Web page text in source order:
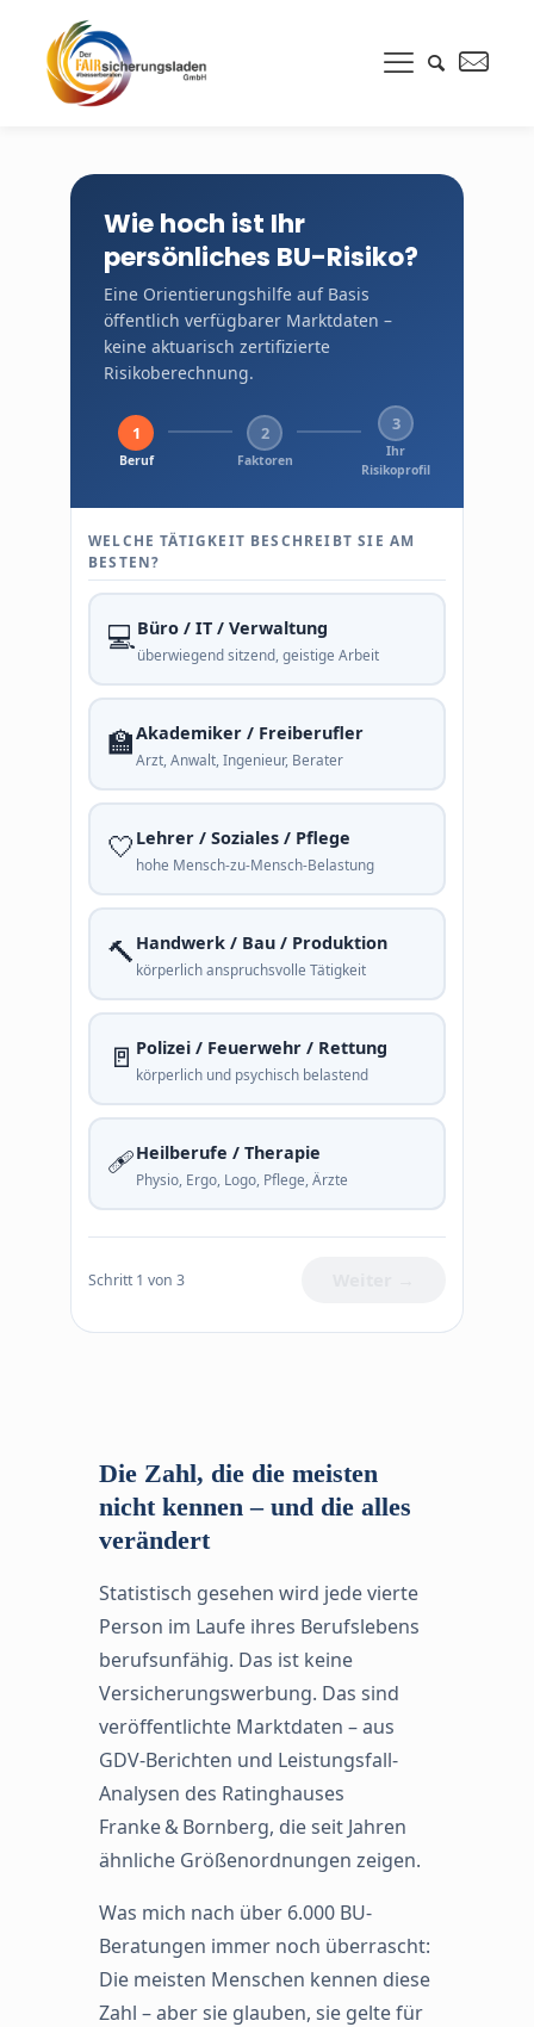
Wie hoch ist Ihr
persönliches BU-Risiko?
Eine Orientierungshilfe auf Basis
öffentlich verfügbarer Marktdaten –
keine aktuarisch zertifizierte
Risikoberechnung.
1
Beruf
2
Faktoren
3
Ihr
Risikoprofil
WELCHE TÄTIGKEIT BESCHREIBT SIE AM
BESTEN?
💻Büro / IT / Verwaltung
überwiegend sitzend, geistige Arbeit
🏫Akademiker / Freiberufler
Arzt, Anwalt, Ingenieur, Berater
🤍 Lehrer / Soziales / Pflege
hohe Mensch-zu-Mensch-Belastung
🔨 Handwerk / Bau / Produktion
körperlich anspruchsvolle Tätigkeit
🚪 Polizei / Feuerwehr / Rettung
körperlich und psychisch belastend
🩹Heilberufe / Therapie
Physio, Ergo, Logo, Pflege, Ärzte
Schritt 1 von 3
Die Zahl, die die meisten
nicht kennen – und die alles
verändert
Statistisch gesehen wird jede vierte
Person im Laufe ihres Berufslebens
berufsunfähig. Das ist keine
Versicherungswerbung. Das sind
veröffentlichte Marktdaten – aus
GDV-Berichten und Leistungsfall-
Analysen des Ratinghauses
Franke & Bornberg, die seit Jahren
ähnliche Größenordnungen zeigen.
Was mich nach über 6.000 BU-
Beratungen immer noch überrascht:
Die meisten Menschen kennen diese
Zahl – aber sie glauben, sie gelte für